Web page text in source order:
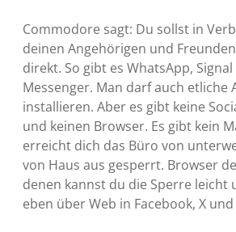
Commodore sagt: Du sollst in
deinen Angehörigen und
direkt. So gibt es WhatsApp,
Messenger. Man darf auch etliche
installieren. Aber es gibt keine
und keinen Browser. Es gibt kein
erreicht dich das Büro von
von Haus aus gesperrt. Browser
denen kannst du die Sperre leicht
eben über Web in Facebook, X